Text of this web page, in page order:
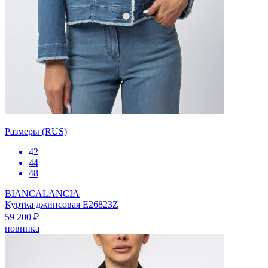
Размеры (RUS)
42
44
48
BIANCALANCIA
Куртка джинсовая E26823Z
59 200 ₽
новинка